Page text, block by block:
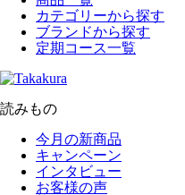
カテゴリーから探す
ブランドから探す
定期コース一覧
読みもの
今月の新商品
キャンペーン
インタビュー
お客様の声